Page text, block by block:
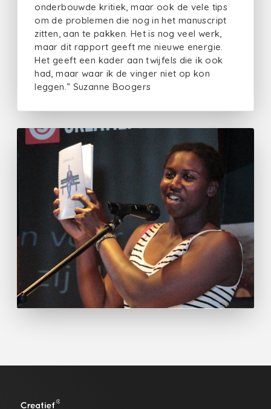
onderbouwde kritiek, maar ook de vele tips
om de problemen die nog in het manuscript
zitten, aan te pakken. Het is nog veel werk,
maar dit rapport geeft me nieuwe energie.
Het geeft een kader aan twijfels die ik ook
had, maar waar ik de vinger niet op kon
leggen.” Suzanne Boogers